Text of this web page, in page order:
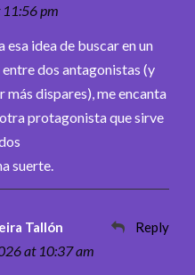
pm
esa idea de buscar en un
dos antagonistas (y
más dispares), me encanta
protagonista que sirve
suerte.
Tallón
at 10:37 am
Reply